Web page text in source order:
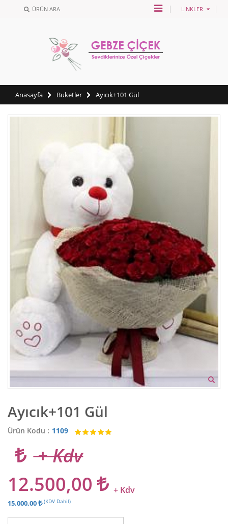
ÜRÜN ARA LINKLER
Anasayfa Buketler Ayıcık+101 Gül
Ayıcık+101 Gül
Ürün Kodu : 1109
+ Kdv
12.500,00
+ Kdv
15.000,00 (KDV Dahil)